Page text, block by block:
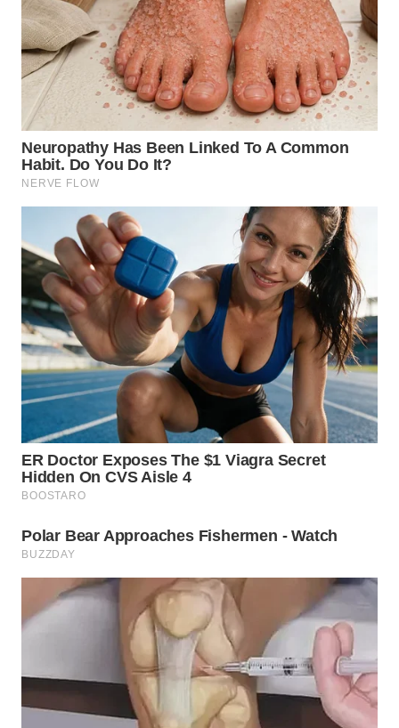
WN
NIAS
WN
LANGKAT
WN
TAPANULI
SELATAN
TANJUNG
LESUNG
WN
KARO
WN
SIMALUNGUN
WN
LABUHANBATU
TAPANULI
TENGAH
WN DELI
SERDANG
TEBING